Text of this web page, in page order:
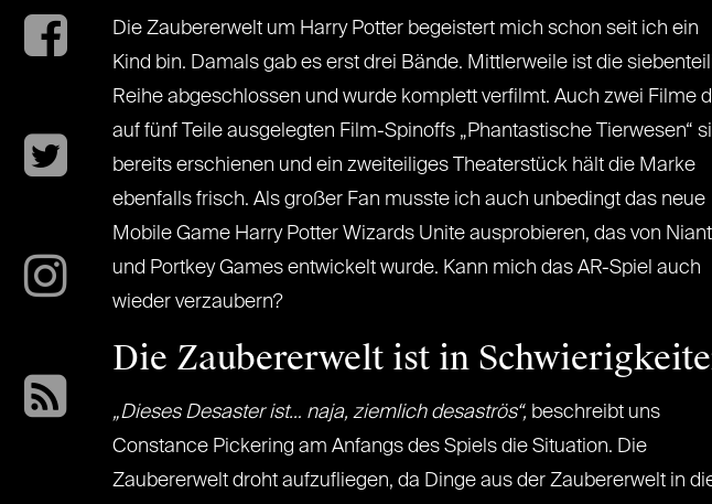
Die Zaubererwelt um Harry Potter begeistert mich schon seit ich ein
Kind bin. Damals gab es erst drei Bände. Mittlerweile ist die
Reihe abgeschlossen und wurde komplett verfilmt. Auch zwei Filme
auf fünf Teile ausgelegten Film-Spinoffs „Phantastische Tierwesen“
bereits erschienen und ein zweiteiliges Theaterstück hält die Marke
ebenfalls frisch. Als großer Fan musste ich auch unbedingt das neue
Mobile Game Harry Potter Wizards Unite ausprobieren, das von
und Portkey Games entwickelt wurde. Kann mich das AR-Spiel auch
wieder verzaubern?
Die Zaubererwelt ist in
„Dieses Desaster ist… naja, ziemlich desaströs“, beschreibt uns
Constance Pickering am Anfangs des Spiels die Situation. Die
Zaubererwelt droht aufzufliegen, da Dinge aus der Zaubererwelt in